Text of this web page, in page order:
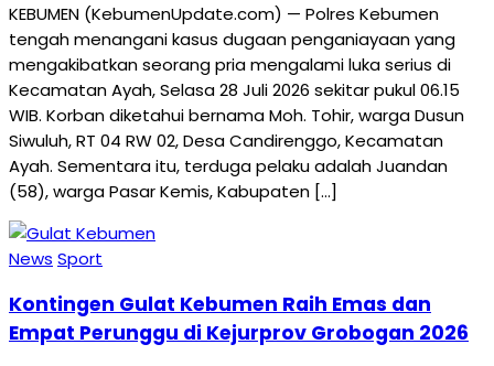
KEBUMEN (KebumenUpdate.com) — Polres Kebumen
tengah menangani kasus dugaan penganiayaan yang
mengakibatkan seorang pria mengalami luka serius di
Kecamatan Ayah, Selasa 28 Juli 2026 sekitar pukul 06.15
WIB. Korban diketahui bernama Moh. Tohir, warga Dusun
Siwuluh, RT 04 RW 02, Desa Candirenggo, Kecamatan
Ayah. Sementara itu, terduga pelaku adalah Juandan
(58), warga Pasar Kemis, Kabupaten […]
News Sport
Kontingen Gulat Kebumen Raih Emas dan
Empat Perunggu di Kejurprov Grobogan 2026